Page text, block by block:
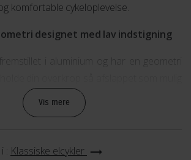
komfortable cykeloplevelse.
designet med lav indstigning
i aluminium og har en geometri
Samtidig er designet udarbejdet med lav
betyder at du let og uden besvær kan
med gode komfortable komponenter,
Vis mere
: Klassiske elcykler